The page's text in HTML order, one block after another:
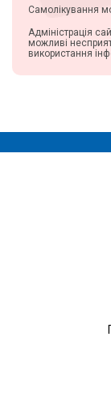
Самолікування
Адміністрація
можливі
використання